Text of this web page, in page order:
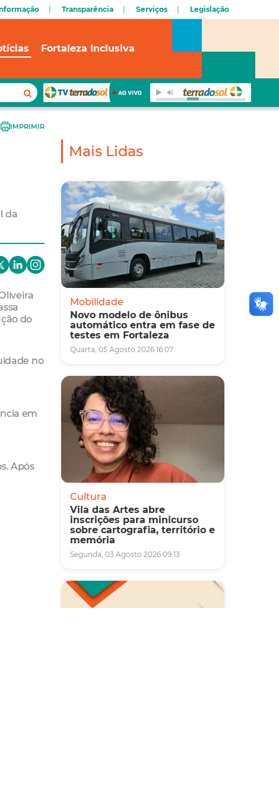
Transparência Serviços Legislação
Fortaleza Inclusiva
IMPRIMIR
da
do
no
em
Após
Mais Lidas
Mobilidade
Novo modelo de ônibus
automático entra em fase de
testes em Fortaleza
Quarta, 05 Agosto 2026 16:07
Cultura
Vila das Artes abre
inscrições para minicurso
sobre cartografia, território e
memória
Segunda, 03 Agosto 2026 09:13